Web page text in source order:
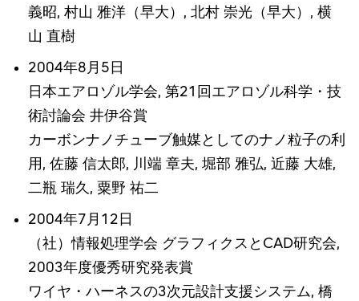
義昭, 村山 雅洋（早大）, 北村 崇光（早大）, 横
山 直樹
2004年8月5日
日本エアロゾル学会, 第21回エアロゾル科学・技
術討論会 井伊谷賞
カーボンナノチューブ触媒としてのナノ粒子の利
用, 佐藤 信太郎, 川端 章夫, 堀部 雅弘, 近藤 大雄,
二瓶 瑞久, 粟野 祐二
2004年7月12日
（社）情報処理学会 グラフィクスとCAD研究会,
2003年度優秀研究発表賞
ワイヤ・ハーネスの3次元設計支援システム, 橋